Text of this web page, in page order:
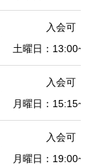
入会可
土曜日：
入会可
月曜日：
入会可
月曜日：